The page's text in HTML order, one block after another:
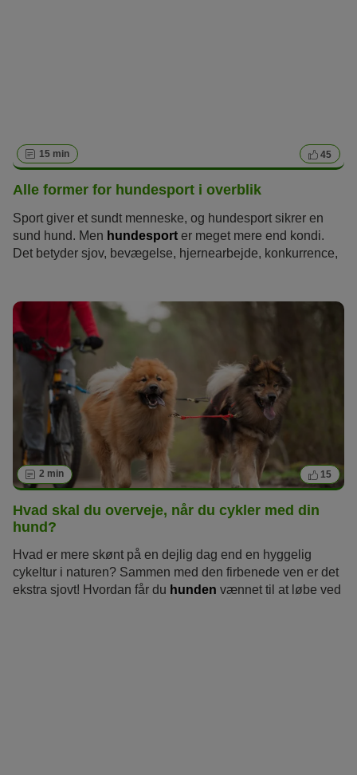
15 min 45
Alle former for hundesport i overblik
Sport giver et sundt menneske, og hundesport sikrer en
sund hund. Men hundesport er meget mere end kondi.
Det betyder sjov, bevægelse, hjernearbejde, konkurrence,
sport er bedst for dig og din hund? Vi præsenterer de mest
kendte sportsgrene til hunde.
2 min 15
Hvad skal du overveje, når du cykler med din
hund?
Hvad er mere skønt på en dejlig dag end en hyggelig
cykeltur i naturen? Sammen med den firbenede ven er det
ekstra sjovt! Hvordan får du hunden vænnet til at løbe ved